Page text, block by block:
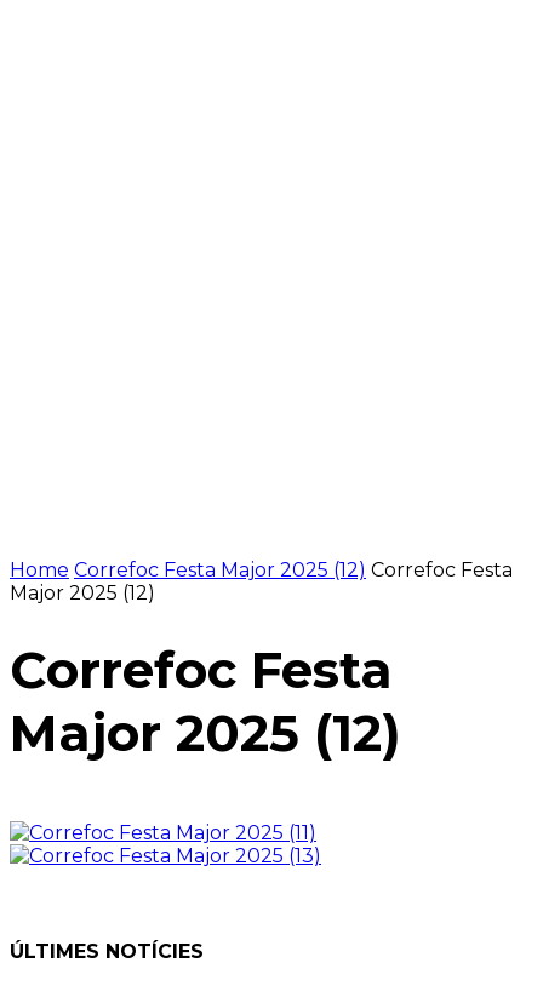
Home Correfoc Festa Major 2025 (12) Correfoc Festa
Major 2025 (12)
Correfoc Festa
Major 2025 (12)
ÚLTIMES NOTÍCIES